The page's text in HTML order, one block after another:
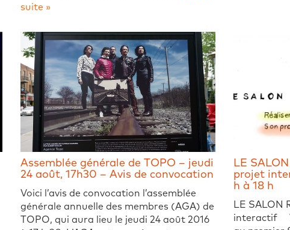
suite »
Assemblée générale de TOPO – jeudi
24 août, 17h30 – Avis de convocation
Voici l’avis de convocation l’assemblée
générale annuelle des membres (AGA) de
TOPO, qui aura lieu le jeudi 24 août 2016
LE
projet
h à 18 h
LE SALON
interactif